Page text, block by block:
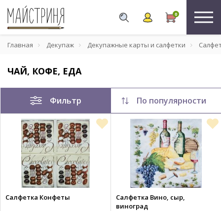
0
Главная Декупаж Декупажные карты и салфетки
ЧАЙ, КОФЕ, ЕДА
Фильтр По популярности
Салфетка Конфеты
Салфетка Вино, сыр,
виноград